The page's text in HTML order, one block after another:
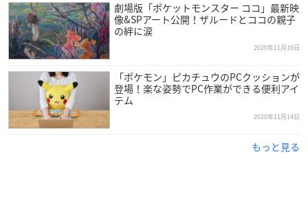
劇場版「ポケットモンスター ココ」最新映
像&SPアート公開！ザルードとココの親子
の絆に涙
2020年11月16日
「ポケモン」ピカチュウのPCクッションが
登場！楽な姿勢でPC作業ができる便利アイ
テム
2020年11月14日
もっと見る